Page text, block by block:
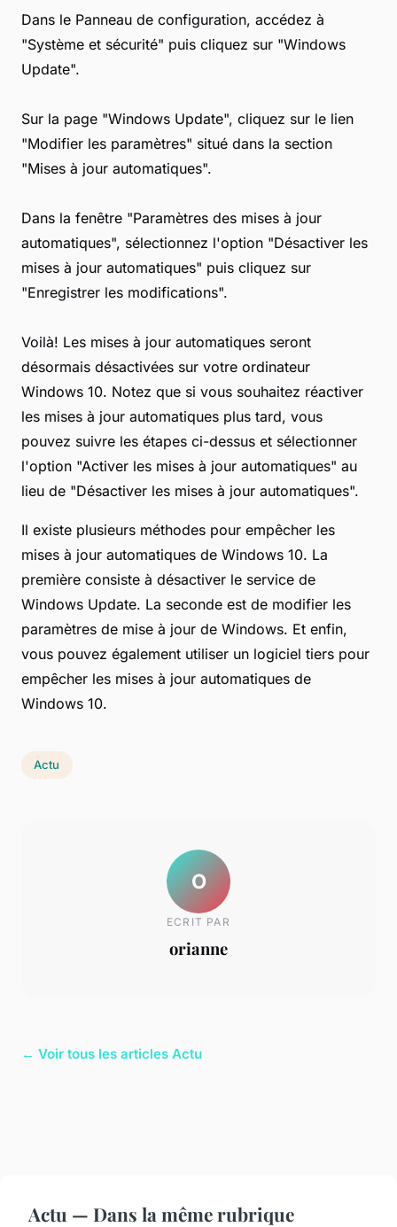
Dans le Panneau de configuration, accédez à
"Système et sécurité" puis cliquez sur "Windows
Update".
Sur la page "Windows Update", cliquez sur le lien
"Modifier les paramètres" situé dans la section
"Mises à jour automatiques".
Dans la fenêtre "Paramètres des mises à jour
automatiques", sélectionnez l'option "Désactiver les
mises à jour automatiques" puis cliquez sur
"Enregistrer les modifications".
Voilà! Les mises à jour automatiques seront
désormais désactivées sur votre ordinateur
Windows 10. Notez que si vous souhaitez réactiver
les mises à jour automatiques plus tard, vous
pouvez suivre les étapes ci-dessus et sélectionner
l'option "Activer les mises à jour automatiques" au
lieu de "Désactiver les mises à jour automatiques".
Il existe plusieurs méthodes pour empêcher les
mises à jour automatiques de Windows 10. La
première consiste à désactiver le service de
Windows Update. La seconde est de modifier les
paramètres de mise à jour de Windows. Et enfin,
vous pouvez également utiliser un logiciel tiers pour
empêcher les mises à jour automatiques de
Windows 10.
Actu
O
ECRIT PAR
orianne
← Voir tous les articles Actu
Actu — Dans la même rubrique